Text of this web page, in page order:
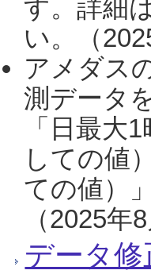
す。詳細
い。（
アメダス
測データ
「日最大
しての値
ての値）
（2025年
データ